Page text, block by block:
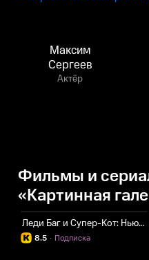
Максим
Сергеев
Актёр
Фильмы и
«Картинная
Леди Баг и Супер-Кот: Нью-Йорк. Союз героев
8.5 Подписка
·